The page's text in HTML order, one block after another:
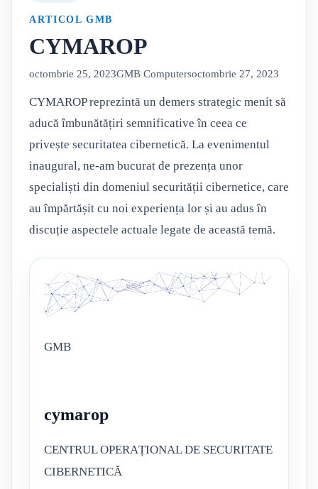
ARTICOL GMB
CYMAROP
octombrie 25, 2023GMB Computersoctombrie 27, 2023
CYMAROP reprezintă un demers strategic menit să
aducă îmbunătățiri semnificative în ceea ce
privește securitatea cibernetică. La evenimentul
inaugural, ne-am bucurat de prezența unor
specialiști din domeniul securității cibernetice, care
au împărtășit cu noi experiența lor și au adus în
discuție aspectele actuale legate de această temă.
GMB
cymarop
CENTRUL OPERAȚIONAL DE SECURITATE
CIBERNETICĂ